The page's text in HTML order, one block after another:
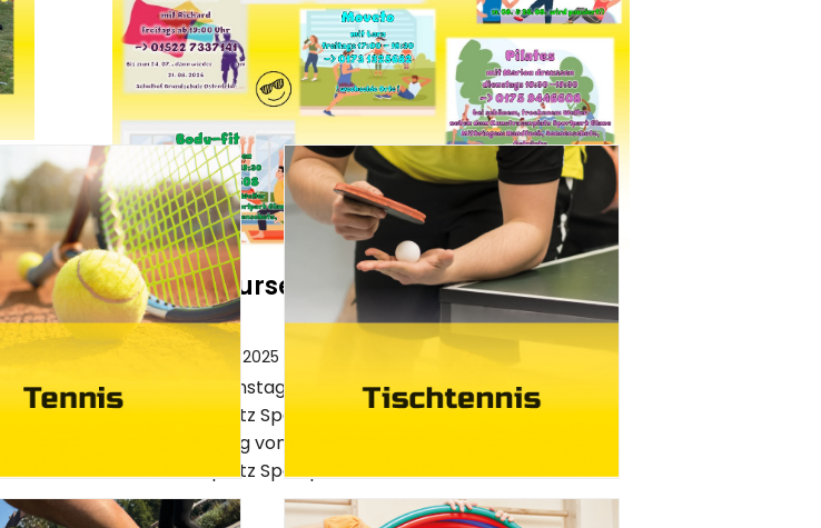
Sommerkurse in den Ferien 02.07. -
12.08.2026
Montag, 30. Juni 2025
Pilates am Dienstag von 18:30 - 19:30 Uhr, neben dem
Kunstrasenplatz Sportpark GlaneBodyfit / Fazientraining
am Donnerstag von 18:30 - 19:30 Uhr, neben dem
Kunstrasenplatz Sportpark...
weiterlesen